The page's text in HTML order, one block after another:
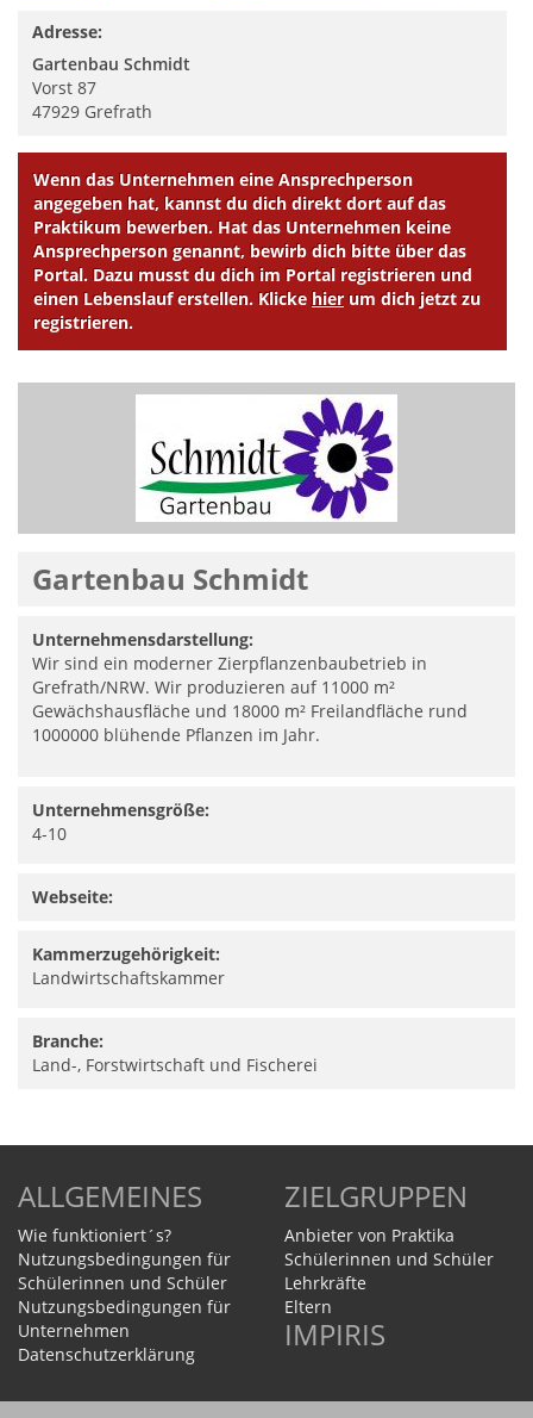
Adresse:
Gartenbau Schmidt
Vorst 87
47929 Grefrath
Wenn das Unternehmen eine Ansprechperson
angegeben hat, kannst du dich direkt dort auf das
Praktikum bewerben. Hat das Unternehmen keine
Ansprechperson genannt, bewirb dich bitte über das
Portal. Dazu musst du dich im Portal registrieren und
einen Lebenslauf erstellen. Klicke hier um dich jetzt zu
registrieren.
Gartenbau Schmidt
Unternehmensdarstellung:
Wir sind ein moderner Zierpflanzenbaubetrieb in
Grefrath/NRW. Wir produzieren auf 11000 m²
Gewächshausfläche und 18000 m² Freilandfläche rund
1000000 blühende Pflanzen im Jahr.
Unternehmensgröße:
4-10
Webseite:
Kammerzugehörigkeit:
Landwirtschaftskammer
Branche:
Land-, Forstwirtschaft und Fischerei
ALLGEMEINES
Wie funktioniert´s?
Nutzungsbedingungen für
Schülerinnen und Schüler
Nutzungsbedingungen für
Unternehmen
Datenschutzerklärung
ZIELGRUPPEN
Anbieter von Praktika
Schülerinnen und Schüler
Lehrkräfte
Eltern
IMPIRIS
Homepage